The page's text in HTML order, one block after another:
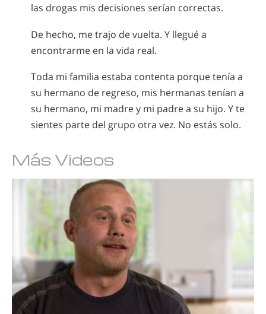
las drogas mis decisiones serían correctas.
De hecho, me trajo de vuelta. Y llegué a
encontrarme en la vida real.
Toda mi familia estaba contenta porque tenía a
su hermano de regreso, mis hermanas tenían a
su hermano, mi madre y mi padre a su hijo. Y te
sientes parte del grupo otra vez. No estás solo.
Más Videos